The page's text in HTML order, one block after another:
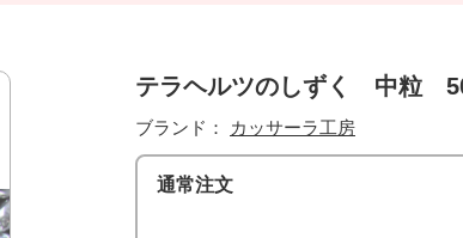
テラヘルツのしずく 中粒
ブランド： カッサーラ工房
通常注文